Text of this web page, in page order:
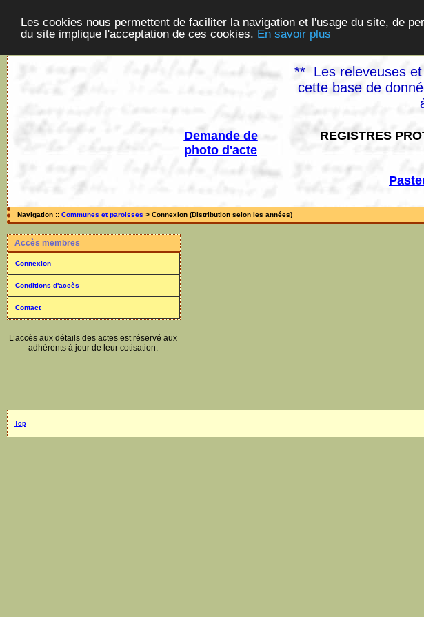
Les cookies nous permettent de faciliter la navigation et l'usage du site, de
du site implique l'acceptation de ces cookies. En savoir plus
** Les releveuses
cette base de
Demande de
photo d'acte
REGISTRES
Navigation :: Communes et paroisses > Connexion (Distribution selon les années)
Accès membres
Connexion
Conditions d'accès
Contact
L’accès aux détails des actes est réservé aux
adhérents à jour de leur cotisation.
Top